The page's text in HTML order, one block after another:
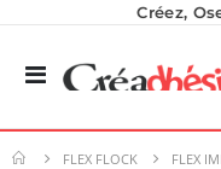
Créez,
Basculer
FLEX FLOCK
FLEX
0,00 €